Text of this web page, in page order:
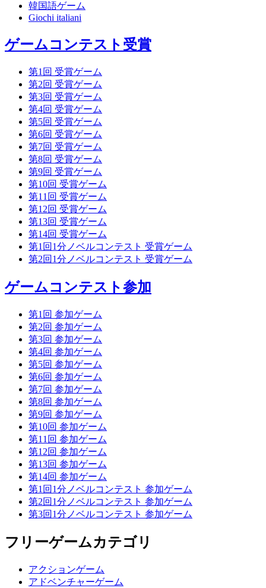
韓国語ゲーム
Giochi italiani
ゲームコンテスト受賞
第1回 受賞ゲーム
第2回 受賞ゲーム
第3回 受賞ゲーム
第4回 受賞ゲーム
第5回 受賞ゲーム
第6回 受賞ゲーム
第7回 受賞ゲーム
第8回 受賞ゲーム
第9回 受賞ゲーム
第10回 受賞ゲーム
第11回 受賞ゲーム
第12回 受賞ゲーム
第13回 受賞ゲーム
第14回 受賞ゲーム
第1回1分ノベルコンテスト 受賞ゲーム
第2回1分ノベルコンテスト 受賞ゲーム
ゲームコンテスト参加
第1回 参加ゲーム
第2回 参加ゲーム
第3回 参加ゲーム
第4回 参加ゲーム
第5回 参加ゲーム
第6回 参加ゲーム
第7回 参加ゲーム
第8回 参加ゲーム
第9回 参加ゲーム
第10回 参加ゲーム
第11回 参加ゲーム
第12回 参加ゲーム
第13回 参加ゲーム
第14回 参加ゲーム
第1回1分ノベルコンテスト 参加ゲーム
第2回1分ノベルコンテスト 参加ゲーム
第3回1分ノベルコンテスト 参加ゲーム
フリーゲームカテゴリ
アクションゲーム
アドベンチャーゲーム